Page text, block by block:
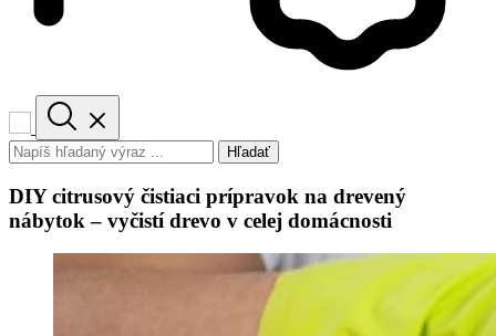
Hľadať
DIY citrusový čistiaci prípravok na drevený
nábytok – vyčistí drevo v celej domácnosti